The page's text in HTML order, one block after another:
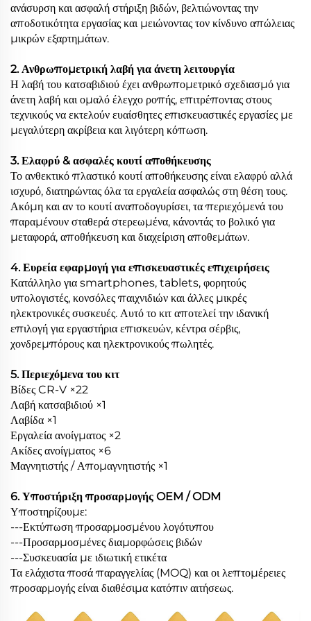
ανάσυρση και ασφαλή στήριξη βιδών, βελτιώνοντας την
αποδοτικότητα εργασίας και μειώνοντας τον κίνδυνο απώλειας
μικρών εξαρτημάτων.
2. Ανθρωπομετρική λαβή για άνετη λειτουργία
Η λαβή του κατσαβιδιού έχει ανθρωπομετρικό σχεδιασμό για
άνετη λαβή και ομαλό έλεγχο ροπής, επιτρέποντας στους
τεχνικούς να εκτελούν ευαίσθητες επισκευαστικές εργασίες με
μεγαλύτερη ακρίβεια και λιγότερη κόπωση.
3. Ελαφρύ & ασφαλές κουτί αποθήκευσης
Το ανθεκτικό πλαστικό κουτί αποθήκευσης είναι ελαφρύ αλλά
ισχυρό, διατηρώντας όλα τα εργαλεία ασφαλώς στη θέση τους.
Ακόμη και αν το κουτί αναποδογυρίσει, τα περιεχόμενά του
παραμένουν σταθερά στερεωμένα, κάνοντάς το βολικό για
μεταφορά, αποθήκευση και διαχείριση αποθεμάτων.
4. Ευρεία εφαρμογή για επισκευαστικές επιχειρήσεις
Κατάλληλο για smartphones, tablets, φορητούς
υπολογιστές, κονσόλες παιχνιδιών και άλλες μικρές
ηλεκτρονικές συσκευές. Αυτό το κιτ αποτελεί την ιδανική
επιλογή για εργαστήρια επισκευών, κέντρα σέρβις,
χονδρεμπόρους και ηλεκτρονικούς πωλητές.
5. Περιεχόμενα του κιτ
Βίδες CR-V ×22
Λαβή κατσαβιδιού ×1
Λαβίδα ×1
Εργαλεία ανοίγματος ×2
Ακίδες ανοίγματος ×6
Μαγνητιστής / Απομαγνητιστής ×1
6. Υποστήριξη προσαρμογής OEM / ODM
Υποστηρίζουμε:
---Εκτύπωση προσαρμοσμένου λογότυπου
---Προσαρμοσμένες διαμορφώσεις βιδών
---Συσκευασία με ιδιωτική ετικέτα
Τα ελάχιστα ποσά παραγγελίας (MOQ) και οι λεπτομέρειες
προσαρμογής είναι διαθέσιμα κατόπιν αιτήσεως.